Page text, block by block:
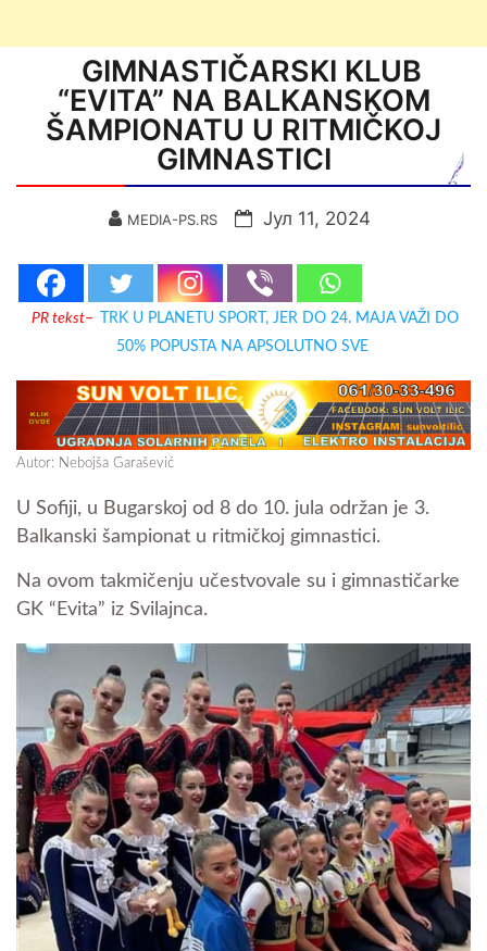
GIMNASTIČARSKI KLUB
“EVITA” NA BALKANSKOM
ŠAMPIONATU U RITMIČKOJ
GIMNASTICI
MEDIA-PS.RS Јул 11, 2024
PR tekst–
TRK U PLANETU SPORT, JER DO 24. MAJA VAŽI DO
50% POPUSTA NA APSOLUTNO SVE
Autor: Nebojša Garašević
U Sofiji, u Bugarskoj od 8 do 10. jula održan je 3.
Balkanski šampionat u ritmičkoj gimnastici.
Na ovom takmičenju učestvovale su i gimnastičarke
GK “Evita” iz Svilajnca.